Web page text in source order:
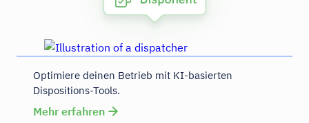
Optimiere deinen Betrieb mit KI-basierten
Dispositions-Tools.
Mehr erfahren